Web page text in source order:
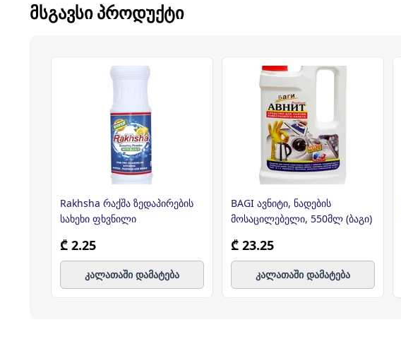
ᲛᲡᲒᲐᲕᲡᲘ ᲞᲠᲝᲓᲣᲥᲢᲘ
Rakhsha რაქშა ზედაპირების
სახეხი ფხვნილი
₾ 2.25
კალათაში დამატება
BAGI ავნიტი, ნადების
მოსაცილებელი, 550მლ (ბაგი)
₾ 23.25
კალათაში დამატება